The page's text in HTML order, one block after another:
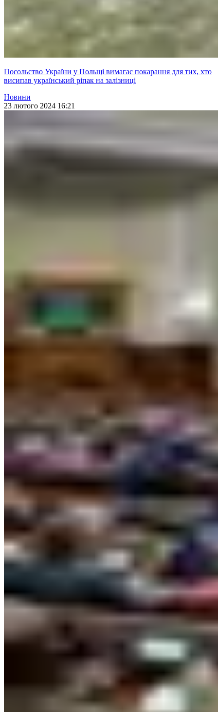
Посольство України у Польщі вимагає покарання для тих, хто
висипав український ріпак на залізниці
Новини
23 лютого 2024 16:21